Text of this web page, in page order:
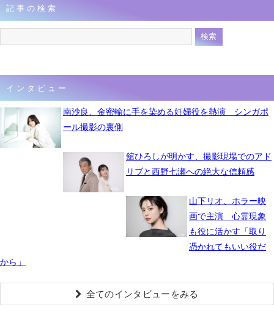
記事の検索
インタビュー
南沙良、金密輸に手を染める妊婦役を熱演 シンガポ
ール撮影の裏側
舘ひろしが明かす、撮影現場でのアド
リブと西野七瀬への絶大な信頼感
山下リオ、ホラー映
画で主演 心霊現象
も役に活かす「取り
憑かれてもいい役だ
から」
全てのインタビューをみる